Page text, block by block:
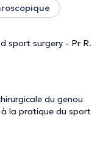
sport surgery - Pr R.
du genou
la pratique du sport